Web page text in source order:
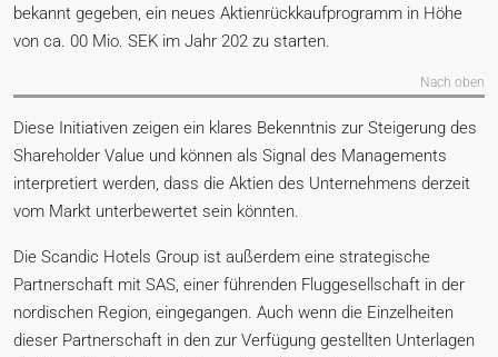
bekannt gegeben, ein neues Aktienrückkaufprogramm in Höhe
von ca. 00 Mio. SEK im Jahr 202 zu starten.
Nach oben
Diese Initiativen zeigen ein klares Bekenntnis zur Steigerung des
Shareholder Value und können als Signal des Managements
interpretiert werden, dass die Aktien des Unternehmens derzeit
vom Markt unterbewertet sein könnten.
Die Scandic Hotels Group ist außerdem eine strategische
Partnerschaft mit SAS, einer führenden Fluggesellschaft in der
nordischen Region, eingegangen. Auch wenn die Einzelheiten
dieser Partnerschaft in den zur Verfügung gestellten Unterlagen